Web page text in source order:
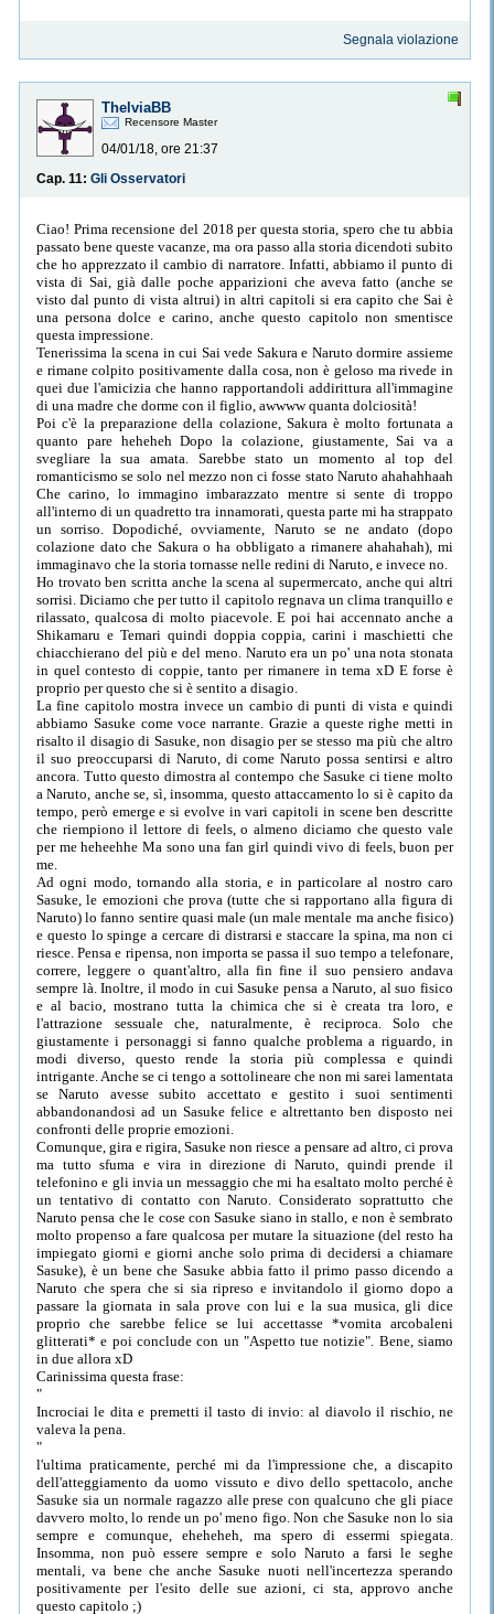
Segnala violazione
ThelviaBB
Recensore Master
04/01/18, ore 21:37
Cap. 11: Gli Osservatori
Ciao! Prima recensione del 2018 per questa storia, spero che tu abbia
passato bene queste vacanze, ma ora passo alla storia dicendoti subito
che ho apprezzato il cambio di narratore. Infatti, abbiamo il punto di
vista di Sai, già dalle poche apparizioni che aveva fatto (anche se
visto dal punto di vista altrui) in altri capitoli si era capito che Sai è
una persona dolce e carino, anche questo capitolo non smentisce
questa impressione.
Tenerissima la scena in cui Sai vede Sakura e Naruto dormire assieme
e rimane colpito positivamente dalla cosa, non è geloso ma rivede in
quei due l'amicizia che hanno rapportandoli addirittura all'immagine
di una madre che dorme con il figlio, awwww quanta dolciosità!
Poi c'è la preparazione della colazione, Sakura è molto fortunata a
quanto pare heheheh Dopo la colazione, giustamente, Sai va a
svegliare la sua amata. Sarebbe stato un momento al top del
romanticismo se solo nel mezzo non ci fosse stato Naruto ahahahhaah
Che carino, lo immagino imbarazzato mentre si sente di troppo
all'interno di un quadretto tra innamorati, questa parte mi ha strappato
un sorriso. Dopodiché, ovviamente, Naruto se ne andato (dopo
colazione dato che Sakura o ha obbligato a rimanere ahahahah), mi
immaginavo che la storia tornasse nelle redini di Naruto, e invece no.
Ho trovato ben scritta anche la scena al supermercato, anche qui altri
sorrisi. Diciamo che per tutto il capitolo regnava un clima tranquillo e
rilassato, qualcosa di molto piacevole. E poi hai accennato anche a
Shikamaru e Temari quindi doppia coppia, carini i maschietti che
chiacchierano del più e del meno. Naruto era un po' una nota stonata
in quel contesto di coppie, tanto per rimanere in tema xD E forse è
proprio per questo che si è sentito a disagio.
La fine capitolo mostra invece un cambio di punti di vista e quindi
abbiamo Sasuke come voce narrante. Grazie a queste righe metti in
risalto il disagio di Sasuke, non disagio per se stesso ma più che altro
il suo preoccuparsi di Naruto, di come Naruto possa sentirsi e altro
ancora. Tutto questo dimostra al contempo che Sasuke ci tiene molto
a Naruto, anche se, sì, insomma, questo attaccamento lo si è capito da
tempo, però emerge e si evolve in vari capitoli in scene ben descritte
che riempiono il lettore di feels, o almeno diciamo che questo vale
per me heheehhe Ma sono una fan girl quindi vivo di feels, buon per
me.
Ad ogni modo, tornando alla storia, e in particolare al nostro caro
Sasuke, le emozioni che prova (tutte che si rapportano alla figura di
Naruto) lo fanno sentire quasi male (un male mentale ma anche fisico)
e questo lo spinge a cercare di distrarsi e staccare la spina, ma non ci
riesce. Pensa e ripensa, non importa se passa il suo tempo a telefonare,
correre, leggere o quant'altro, alla fin fine il suo pensiero andava
sempre là. Inoltre, il modo in cui Sasuke pensa a Naruto, al suo fisico
e al bacio, mostrano tutta la chimica che si è creata tra loro, e
l'attrazione sessuale che, naturalmente, è reciproca. Solo che
giustamente i personaggi si fanno qualche problema a riguardo, in
modi diverso, questo rende la storia più complessa e quindi
intrigante. Anche se ci tengo a sottolineare che non mi sarei lamentata
se Naruto avesse subito accettato e gestito i suoi sentimenti
abbandonandosi ad un Sasuke felice e altrettanto ben disposto nei
confronti delle proprie emozioni.
Comunque, gira e rigira, Sasuke non riesce a pensare ad altro, ci prova
ma tutto sfuma e vira in direzione di Naruto, quindi prende il
telefonino e gli invia un messaggio che mi ha esaltato molto perché è
un tentativo di contatto con Naruto. Considerato soprattutto che
Naruto pensa che le cose con Sasuke siano in stallo, e non è sembrato
molto propenso a fare qualcosa per mutare la situazione (del resto ha
impiegato giorni e giorni anche solo prima di decidersi a chiamare
Sasuke), è un bene che Sasuke abbia fatto il primo passo dicendo a
Naruto che spera che si sia ripreso e invitandolo il giorno dopo a
passare la giornata in sala prove con lui e la sua musica, gli dice
proprio che sarebbe felice se lui accettasse *vomita arcobaleni
glitterati* e poi conclude con un "Aspetto tue notizie". Bene, siamo
in due allora xD
Carinissima questa frase:
"
Incrociai le dita e premetti il tasto di invio: al diavolo il rischio, ne
valeva la pena.
"
l'ultima praticamente, perché mi da l'impressione che, a discapito
dell'atteggiamento da uomo vissuto e divo dello spettacolo, anche
Sasuke sia un normale ragazzo alle prese con qualcuno che gli piace
davvero molto, lo rende un po' meno figo. Non che Sasuke non lo sia
sempre e comunque, eheheheh, ma spero di essermi spiegata.
Insomma, non può essere sempre e solo Naruto a farsi le seghe
mentali, va bene che anche Sasuke nuoti nell'incertezza sperando
positivamente per l'esito delle sue azioni, ci sta, approvo anche
questo capitolo ;)